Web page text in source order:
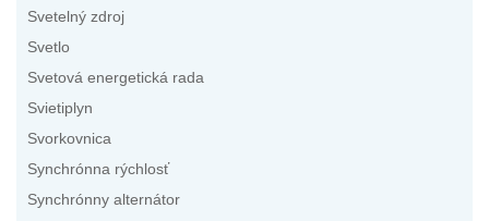
Svetelný zdroj
Svetlo
Svetová energetická rada
Svietiplyn
Svorkovnica
Synchrónna rýchlosť
Synchrónny alternátor